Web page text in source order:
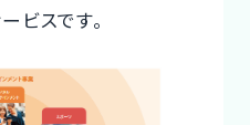
ビスです。